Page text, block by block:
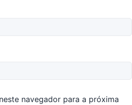
navegador para a próxima